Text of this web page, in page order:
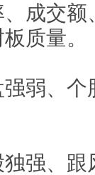
成交
质量。
弱、
强、